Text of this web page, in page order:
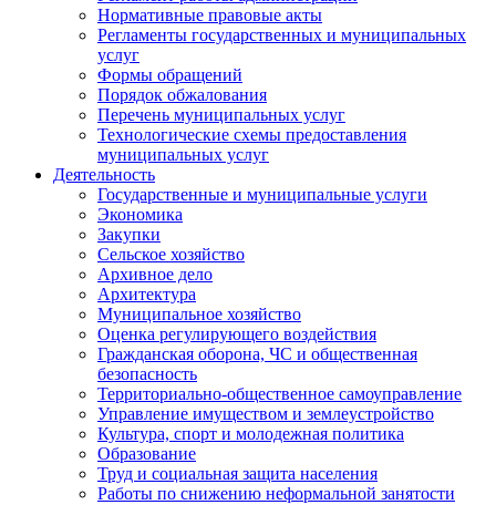
Нормативные правовые акты
Регламенты государственных и муниципальных
услуг
Формы обращений
Порядок обжалования
Перечень муниципальных услуг
Технологические схемы предоставления
муниципальных услуг
Деятельность
Государственные и муниципальные услуги
Экономика
Закупки
Сельское хозяйство
Архивное дело
Архитектура
Муниципальное хозяйство
Оценка регулирующего воздействия
Гражданская оборона, ЧС и общественная
безопасность
Территориально-общественное самоуправление
Управление имуществом и землеустройство
Культура, спорт и молодежная политика
Образование
Труд и социальная защита населения
Работы по снижению неформальной занятости